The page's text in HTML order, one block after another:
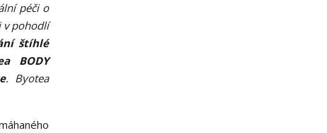
péči o
v pohodlí
štíhlé
BODY
. Byotea